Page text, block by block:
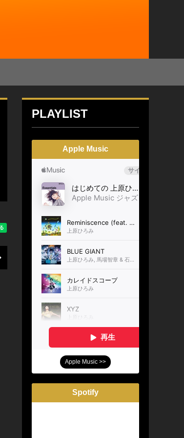
PLAYLIST
Apple Music
Apple Music >>
Spotify